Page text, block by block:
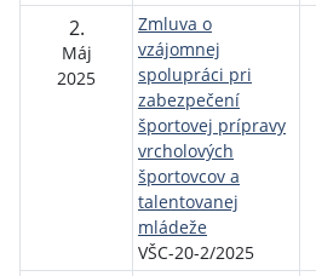
2.
Máj
2025
Zmluva o
vzájomnej
spolupráci pri
zabezpečení
športovej prípravy
vrcholových
športovcov a
talentovanej
mládeže
VŠC-20-2/2025